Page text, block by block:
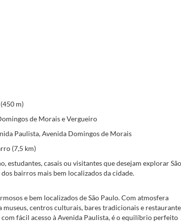
m)
de Morais e Vergueiro
Paulista, Avenida Domingos de Morais
(7,5 km)
estudantes, casais ou visitantes que desejam explorar São
bairros mais bem localizados da cidade.
e bem localizados de São Paulo. Com atmosfera
centros culturais, bares tradicionais e
fácil acesso à Avenida Paulista, é o equilíbrio perfeito